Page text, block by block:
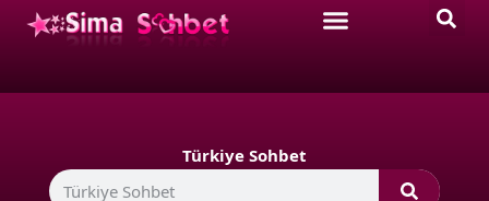
Türkiye Sohbet